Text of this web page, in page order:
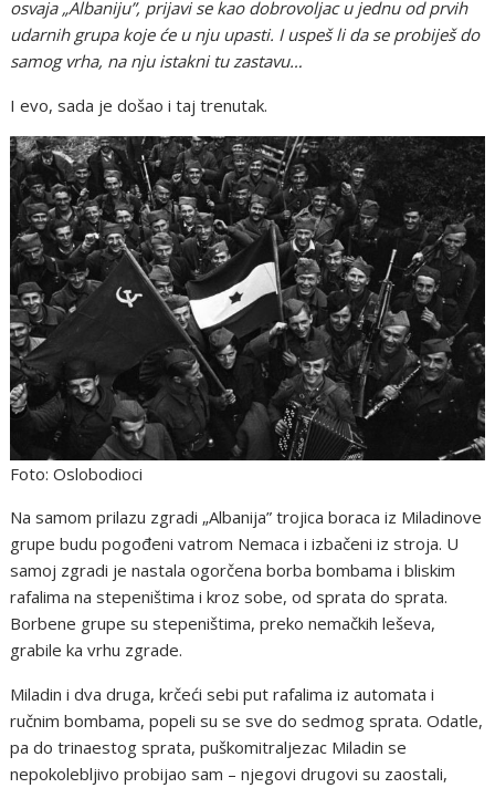
osvaja „Albaniju”, prijavi se kao dobrovoljac u jednu od prvih
udarnih grupa koje će u nju upasti. I uspeš li da se probiješ do
samog vrha, na nju istakni tu zastavu…
I evo, sada je došao i taj trenutak.
Foto: Oslobodioci
Na samom prilazu zgradi „Albanija” trojica boraca iz Miladinove
grupe budu pogođeni vatrom Nemaca i izbačeni iz stroja. U
samoj zgradi je nastala ogorčena borba bombama i bliskim
rafalima na stepeništima i kroz sobe, od sprata do sprata.
Borbene grupe su stepeništima, preko nemačkih leševa,
grabile ka vrhu zgrade.
Miladin i dva druga, krčeći sebi put rafalima iz automata i
ručnim bombama, popeli su se sve do sedmog sprata. Odatle,
pa do trinaestog sprata, puškomitraljezac Miladin se
nepokolebljivo probijao sam – njegovi drugovi su zaostali,